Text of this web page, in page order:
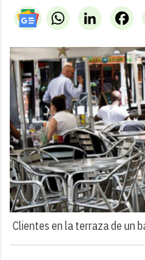
WhatsAppLinkedIn
Clientes en la terraza de un